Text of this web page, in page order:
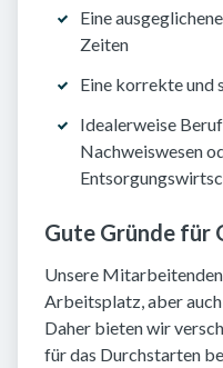
Eine
Zeiten
Eine korrekte und
Idealerweise
Nachweiswesen
Gute Gründe für
Unsere
Arbeitsplatz, aber
Daher bieten wir
für das Durchstarten